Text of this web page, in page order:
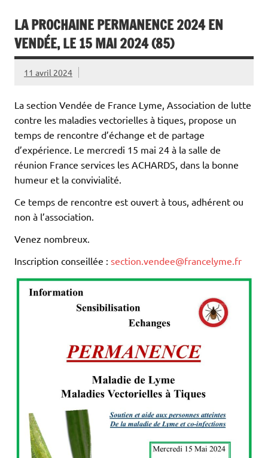
LA PROCHAINE PERMANENCE 2024 EN
VENDÉE, LE 15 MAI 2024 (85)
11 avril 2024
La section Vendée de France Lyme, Association de lutte
contre les maladies vectorielles à tiques, propose un
temps de rencontre d’échange et de partage
d’expérience. Le mercredi 15 mai 24 à la salle de
réunion France services les ACHARDS, dans la bonne
humeur et la convivialité.
Ce temps de rencontre est ouvert à tous, adhérent ou
non à l’association.
Venez nombreux.
Inscription conseillée : section.vendee@francelyme.fr